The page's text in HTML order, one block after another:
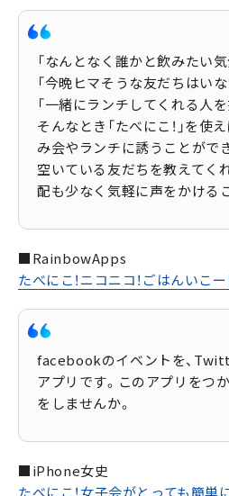
「なんとなく誰かと飲みたい
「今晩ヒマそうな友だちはいな
「一緒にランチしてくれる人を
そんなとき「たべにこ！」を使
み会やランチに誘うことがで
空いている友だちを教えてく
配も少なく気軽に声をかける
■RainbowApps
たべにこ！ニコニコ！ごはんいこー
facebookのイベントを、
アプリです。このアプリをつ
をしませんか。
■iPhone女史